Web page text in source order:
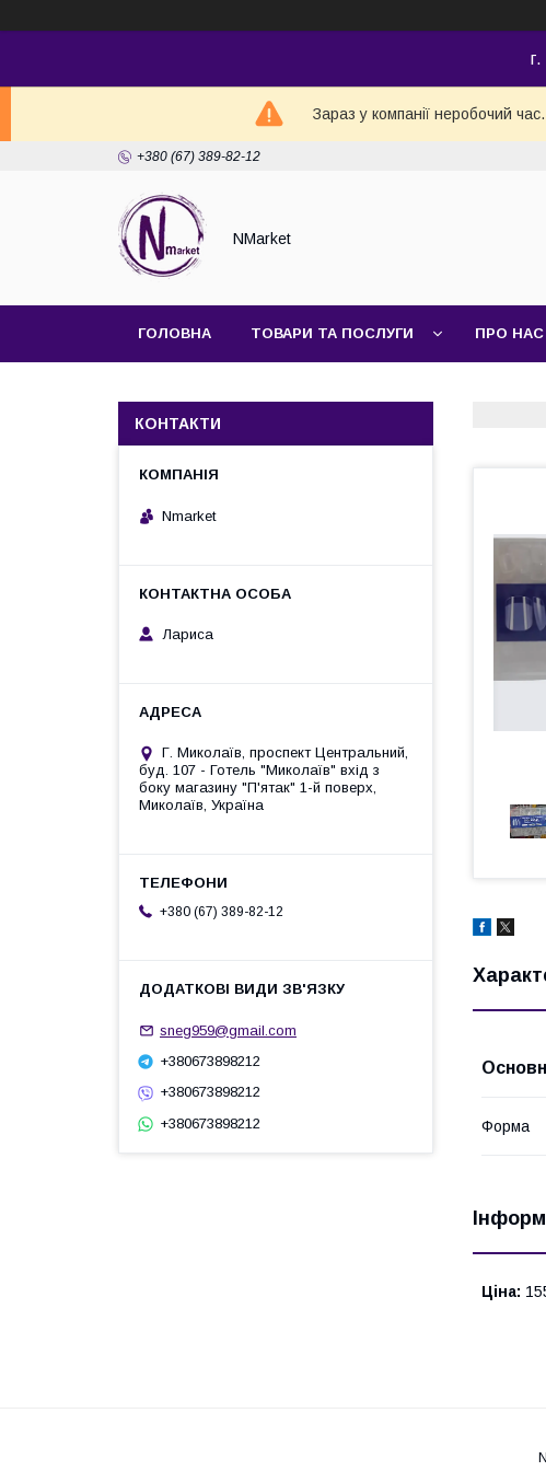
Зараз у компанії неробочий
+380 (67) 389-82-12
NMarket
ГОЛОВНА ТОВАРИ ТА ПОСЛУГИ ПРО НАС
Форма
Ціна:
КОНТАКТИ
Nmarket
Лариса
Г. Миколаїв, проспект Центральний,
буд. 107 - Готель "Миколаїв" вхід з
боку магазину "П'ятак" 1-й поверх,
Миколаїв, Україна
+380 (67) 389-82-12
sneg959@gmail.com
+380673898212
+380673898212
+380673898212